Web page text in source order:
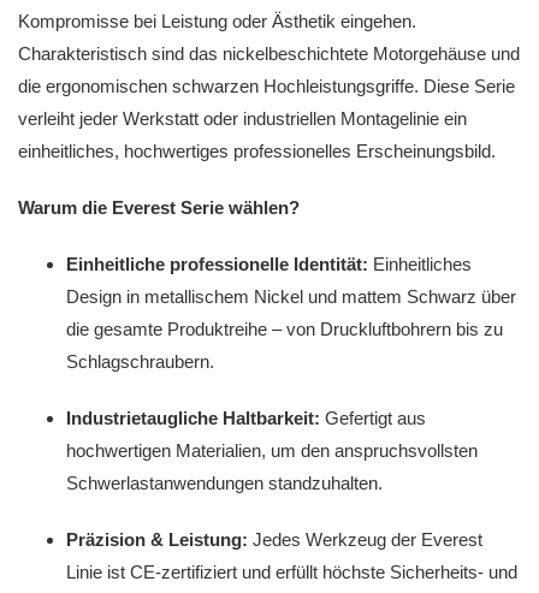
Kompromisse bei Leistung oder Ästhetik eingehen.
Charakteristisch sind das nickelbeschichtete Motorgehäuse und
die ergonomischen schwarzen Hochleistungsgriffe. Diese Serie
verleiht jeder Werkstatt oder industriellen Montagelinie ein
einheitliches, hochwertiges professionelles Erscheinungsbild.
Warum die Everest Serie wählen?
Einheitliche professionelle Identität: Einheitliches
Design in metallischem Nickel und mattem Schwarz über
die gesamte Produktreihe – von Druckluftbohrern bis zu
Schlagschraubern.
Industrietaugliche Haltbarkeit: Gefertigt aus
hochwertigen Materialien, um den anspruchsvollsten
Schwerlastanwendungen standzuhalten.
Präzision & Leistung: Jedes Werkzeug der Everest
Linie ist CE‑zertifiziert und erfüllt höchste Sicherheits‑ und